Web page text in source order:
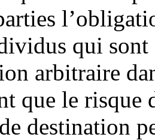
qui sont
arbitraire
que le risque
destination